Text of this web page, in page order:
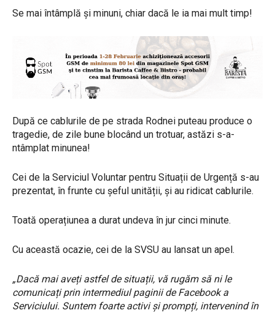
Se mai întâmplă și minuni, chiar dacă le ia mai mult timp!
După ce cablurile de pe strada Rodnei puteau produce o
tragedie, de zile bune blocând un trotuar, astăzi s-a-
ntâmplat minunea!
Cei de la Serviciul Voluntar pentru Situații de Urgență s-au
prezentat, în frunte cu șeful unității, și au ridicat cablurile.
Toată operațiunea a durat undeva în jur cinci minute.
Cu această ocazie, cei de la SVSU au lansat un apel.
„Dacă mai aveți astfel de situații, vă rugăm să ni le
comunicați prin intermediul paginii de Facebook a
Serviciului. Suntem foarte activi și prompți, intervenind în